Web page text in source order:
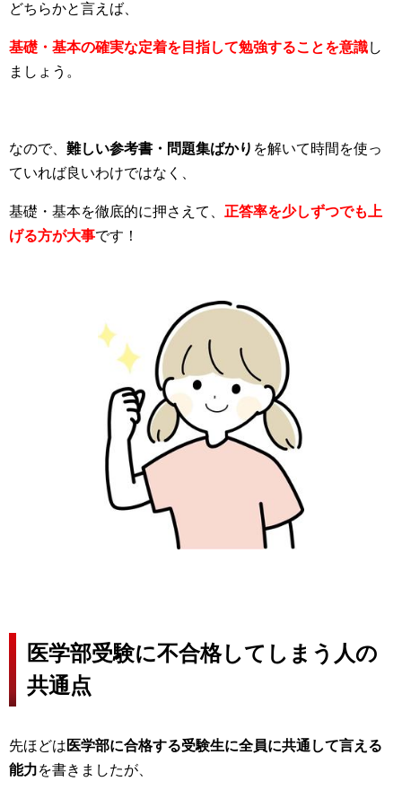
どちらかと言えば、
基礎・基本の確実な定着を目指して勉強することを意識し
ましょう。
なので、 難しい参考書・問題集ばかり を解いて時間を使っ
ていれば良いわけではなく、
基礎・基本を徹底的に押さえて、 正答率を少しずつでも上
げる方が大事です！
医学部受験に不合格してしまう人の
共通点
先ほどは 医学部に合格する受験生に全員に共通して言える
能力を書きましたが、